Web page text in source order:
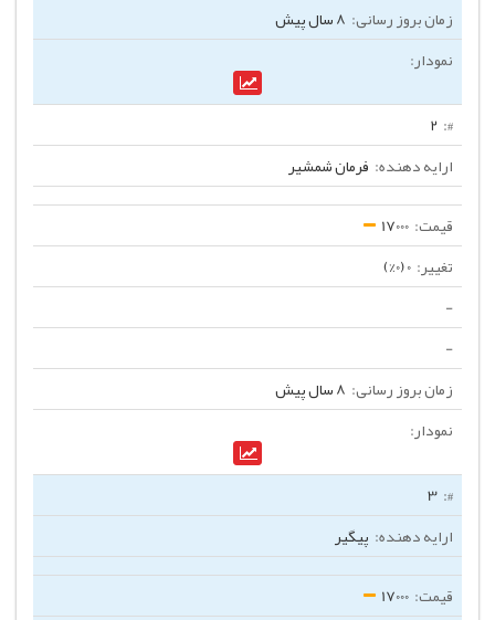
8 سال پیش
2
فرمان شمشیر
17000
0 (0%)
-
-
8 سال پیش
3
پیگیر
17000